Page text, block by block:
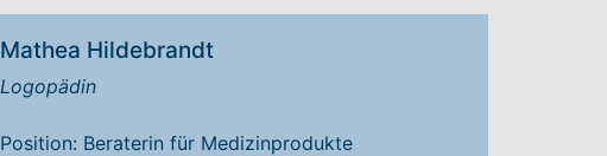
Mathea Hildebrandt
Logopädin
Position: Beraterin für Medizinprodukte